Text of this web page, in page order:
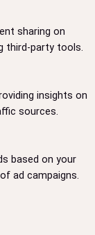
sharing on
third-party tools.
insights on
sources.
based on your
ad campaigns.